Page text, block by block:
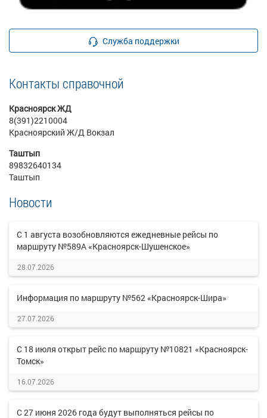
Служба поддержки
Контакты справочной
Красноярск ЖД
8(391)2210004
Красноярский Ж/Д Вокзал
Таштып
89832640134
Таштып
Новости
С 1 августа возобновляются ежедневные рейсы по
маршруту №589А «Красноярск-Шушенское»
28.07.2026
Информация по маршруту №562 «Красноярск-Шира»
27.07.2026
С 18 июля открыт рейс по маршруту №10821 «Красноярск-
Томск»
16.07.2026
С 27 июня 2026 года будут выполняться рейсы по